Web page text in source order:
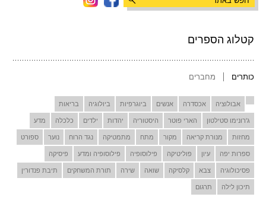
קטלוג הספרים
כותרים מחברים
אבולוציה אכסדרה אנשים ביוגרפיות ביולוגיה בריאות
ג'רונימו סטילטון הארי פוטר היסטוריה יהדות ילדים כלכלה מדע
מחזות מנורת קריאה מקור מתח מתמטיקה נגד הרוח נוער ספורט
ספרות יפה עיון פוליטיקה פילוסופיה פילוסופיה ומדע פיסיקה
פסיכולוגיה צבא קלסיקה שואה שירה תורת המשחקים תיבת פנדורין
תיכון לילה תרגום